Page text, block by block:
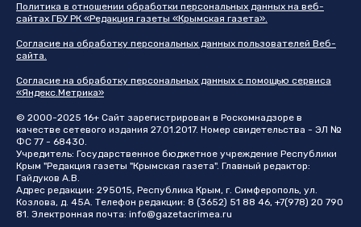
Политика в отношении обработки персональных данных на веб-
сайтах ГБУ РК «Редакция газеты «Крымская газета».
Согласие на обработку персональных данных пользователей Веб-
сайта.
Согласие на обработку персональных данных с помощью сервиса
«Яндекс.Метрика»
© 2000-2025 16+ Сайт зарегистрирован в Роскомнадзоре в
качестве сетевого издания 27.01.2017. Номер свидетельства - ЭЛ №
ФС 77 - 68430.
Учредитель: Государственное бюджетное учреждение Республики
Крым "Редакция газеты "Крымская газета". Главный редактор:
Гайдуков А.В.
Адрес редакции: 295015, Республика Крым, г. Симферополь, ул.
Козлова, д. 45А. Телефон редакции: 8 (3652) 51 88 46, +7(978) 20 790
81. Электронная почта: info@gazetacrimea.ru